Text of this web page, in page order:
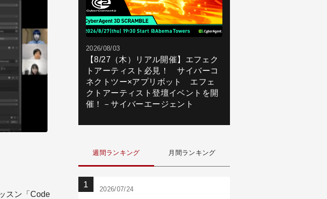
スン「Code
2026/08/03
【8/27（木）リアル開催】エフェク
トアーティスト必見！ サイバーコ
ネクトツー×アプリボット エフェ
クトアーティスト登壇イベントを開
催！－サイバーエージェント
週間ランキング 月間ランキング
2026/07/24